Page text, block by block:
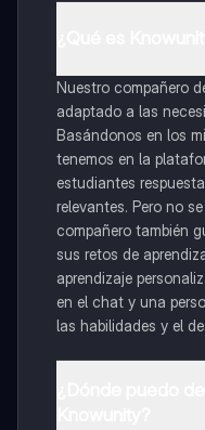
Nuestro compañero
adaptado a las
Basándonos en los
tenemos en la
estudiantes
relevantes. Pero no
compañero también
sus retos de
aprendizaje
en el chat y una
las habilidades y el